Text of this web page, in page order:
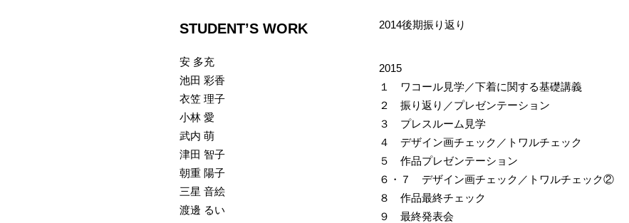
STUDENT’S WORK
安 多充
池田 彩香
衣笠 理子
小林 愛
武内 萌
津田 智子
朝重 陽子
三星 音絵
渡邊 るい
2014後期振り返り
2015
１ ワコール見学／下着に関する基礎講義
２ 振り返り／プレゼンテーション
３ プレスルーム見学
４ デザイン画チェック／トワルチェック
５ 作品プレゼンテーション
６・７ デザイン画チェック／トワルチェック②
８ 作品最終チェック
９ 最終発表会